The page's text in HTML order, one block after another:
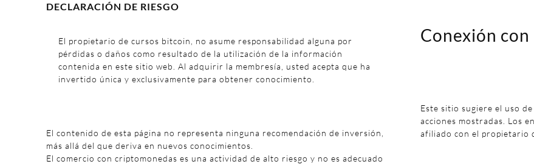
DECLARACIÓN DE RIESGO
El propietario de cursos bitcoin, no asume responsabilidad alguna por
pérdidas o daños como resultado de la utilización de la información
contenida en este sitio web. Al adquirir la membresía, usted acepta que ha
invertido única y exclusivamente para obtener conocimiento.
El contenido de esta página no representa ninguna recomendación de inversión,
más allá del que deriva en nuevos conocimientos.
El comercio con criptomonedas es una actividad de alto riesgo y no es adecuado
Conexión
Este sitio sugiere el uso
acciones mostradas. Los
afiliado con el propietario